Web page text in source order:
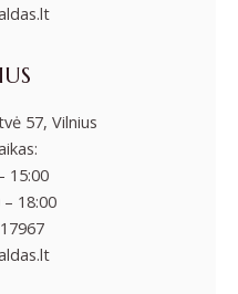
57, Vilnius
15:00
– 18:00